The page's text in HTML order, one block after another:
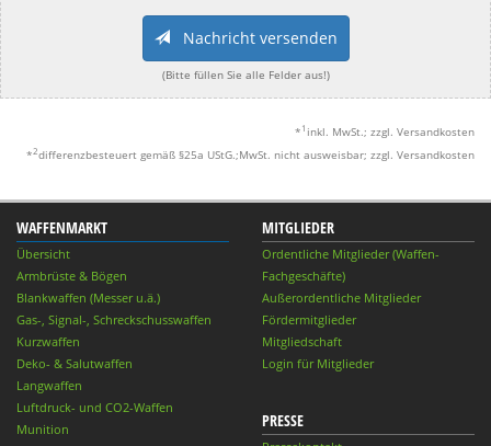
Nachricht versenden
(Bitte füllen Sie alle Felder aus!)
* 1 inkl. MwSt.; zzgl. Versandkosten
*2differenzbesteuert gemäß §25a UStG.;MwSt. nicht ausweisbar; zzgl. Versandkosten
WAFFENMARKT
Übersicht
Armbrüste & Bögen
Blankwaffen (Messer u.ä.)
Gas-, Signal-, Schreckschusswaffen
Kurzwaffen
Deko- & Salutwaffen
Langwaffen
Luftdruck- und CO2-Waffen
Munition
MITGLIEDER
Ordentliche Mitglieder (Waffen-
Fachgeschäfte)
Außerordentliche Mitglieder
Fördermitglieder
Mitgliedschaft
Login für Mitglieder
PRESSE